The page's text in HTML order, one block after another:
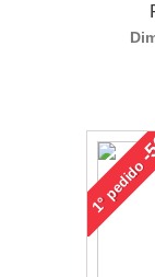
1°
pedido
-